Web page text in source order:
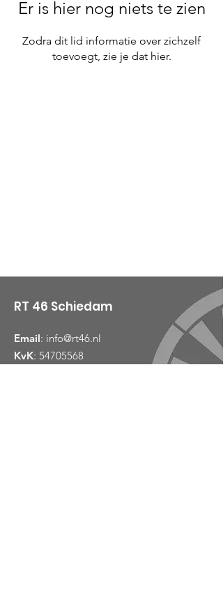
Er is hier nog niets te zien
Zodra dit lid informatie over zichzelf
toevoegt, zie je dat hier.
RT 46 Schiedam
Email: info@rt46.nl
KvK: 54705568